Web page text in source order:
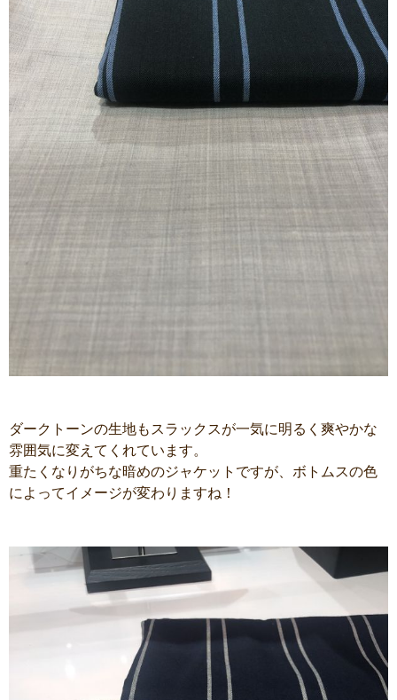
ダークトーンの生地もスラックスが一気に明るく爽やかな
雰囲気に変えてくれています。
重たくなりがちな暗めのジャケットですが、ボトムスの色
によってイメージが変わりますね！